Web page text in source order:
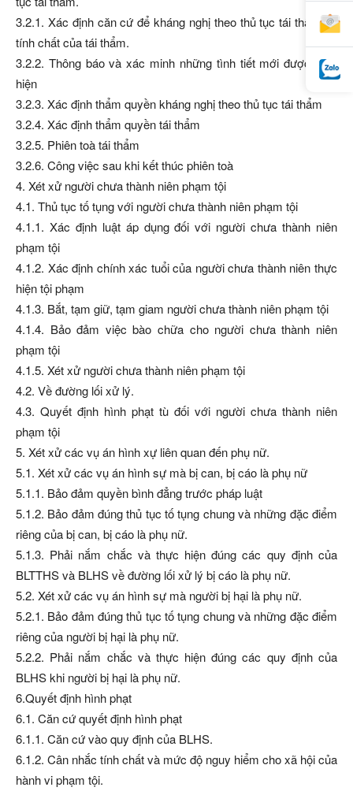
3.2.1. Xác định căn cứ để kháng nghị theo thủ tục tái thẩm và
tính chất của tái thẩm.
3.2.2. Thông báo và xác minh những tình tiết mới được phát
hiện
3.2.3. Xác định thẩm quyền kháng nghị theo thủ tục tái thẩm
3.2.4. Xác định thẩm quyền tái thẩm
3.2.5. Phiên toà tái thẩm
3.2.6. Công việc sau khi kết thúc phiên toà
4. Xét xử người chưa thành niên phạm tội
4.1. Thủ tục tố tụng với người chưa thành niên phạm tội
4.1.1. Xác định luật áp dụng đối với người chưa thành niên
phạm tội
4.1.2. Xác định chính xác tuổi của người chưa thành niên thực
hiện tội phạm
4.1.3. Bắt, tạm giữ, tạm giam người chưa thành niên phạm tội
4.1.4. Bảo đảm việc bào chữa cho người chưa thành niên
phạm tội
4.1.5. Xét xử người chưa thành niên phạm tội
4.2. Về đường lối xử lý.
4.3. Quyết định hình phạt tù đối với người chưa thành niên
phạm tội
5. Xét xử các vụ án hình xự liên quan đến phụ nữ.
5.1. Xét xử các vụ án hình sự mà bị can, bị cáo là phụ nữ
5.1.1. Bảo đảm quyền bình đẳng trước pháp luật
5.1.2. Bảo đảm đúng thủ tục tố tụng chung và những đặc điểm
riêng của bị can, bị cáo là phụ nữ.
5.1.3. Phải nắm chắc và thực hiện đúng các quy định của
BLTTHS và BLHS về đường lối xử lý bị cáo là phụ nữ.
5.2. Xét xử các vụ án hình sự mà người bị hại là phụ nữ.
5.2.1. Bảo đảm đúng thủ tục tố tụng chung và những đặc điểm
riêng của người bị hại là phụ nữ.
5.2.2. Phải nắm chắc và thực hiện đúng các quy định của
BLHS khi người bị hại là phụ nữ.
6.Quyết định hình phạt
6.1. Căn cứ quyết định hình phạt
6.1.1. Căn cứ vào quy định của BLHS.
6.1.2. Cân nhắc tính chất và mức độ nguy hiểm cho xã hội của
hành vi phạm tội.